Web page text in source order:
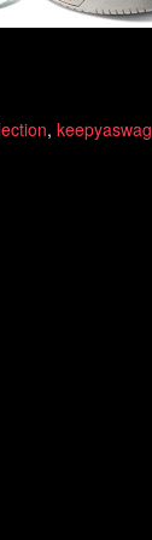
, keepyaswag